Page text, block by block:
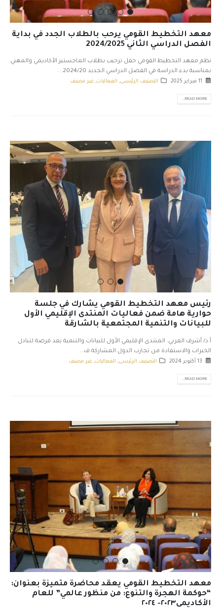
معهد التخطيط القومي يرحب بالطلاب الجدد في بداية
الفصل الدراسي الثاني 2024/2025
نظم معهد التخطيط القومي حفل ترحيب بطلاب الماجستير الأكاديمي والمهني
بمناسبة بدء الدراسة في الفصل الدراسي الجديد 2024/20...
11 فبراير 2025 التصنيف الرئيسى, الفعاليات,غير مصنف
READ MORE...
رئيس معهد التخطيط القومي يشارك في جلسة
حوارية هامة ضمن فعاليات المنتدى الإقليمي الأول
للبيانات والتنمية المجتمعية بالشارقة
أ.د/ أشرف العربي: المنتدى الإقليمي الأول للبيانات والتنمية يعد فرصة لتبادل
الخبرات والاستفادة من تجارب الدول المشاركة ف...
13 أكتوبر 2024 التصنيف الرئيسى, الفعاليات,غير مصنف
READ MORE...
معهد التخطيط القومي يعقد محاضرة متميزة بعنوان:
“حوكمة الهجرة والتنوع: من منظور عالمي” للعام
الأكاديمى٢٠٢٣- ٢٠٢٤